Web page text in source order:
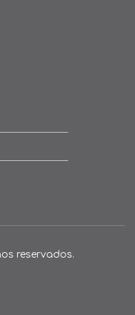
reservados.